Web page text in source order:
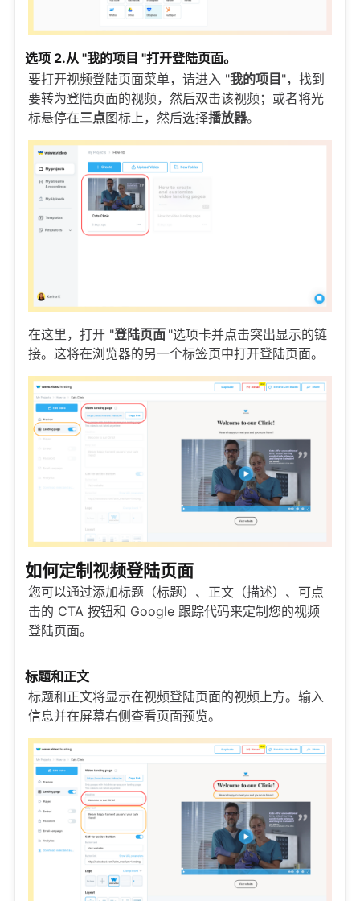
选项 2.从 "我的项目 "打开登陆页面。
要打开视频登陆页面菜单，请进入 "我的项目"，找到
要转为登陆页面的视频，然后双击该视频；或者将光
标悬停在三点图标上，然后选择播放器。
在这里，打开 "登陆页面 "选项卡并点击突出显示的链
接。这将在浏览器的另一个标签页中打开登陆页面。
如何定制视频登陆页面
您可以通过添加标题（标题）、正文（描述）、可点
击的 CTA 按钮和 Google 跟踪代码来定制您的视频
登陆页面。
标题和正文
标题和正文将显示在视频登陆页面的视频上方。输入
信息并在屏幕右侧查看页面预览。